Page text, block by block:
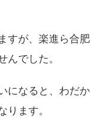
すが、楽進ら合肥
んでした。
になると、わだか
ります。